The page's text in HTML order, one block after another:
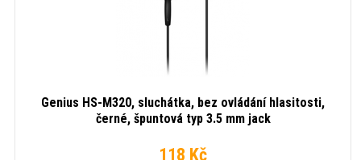
Genius HS-M320, sluchátka, bez ovládání hlasitosti,
černé, špuntová typ 3.5 mm jack
118 Kč